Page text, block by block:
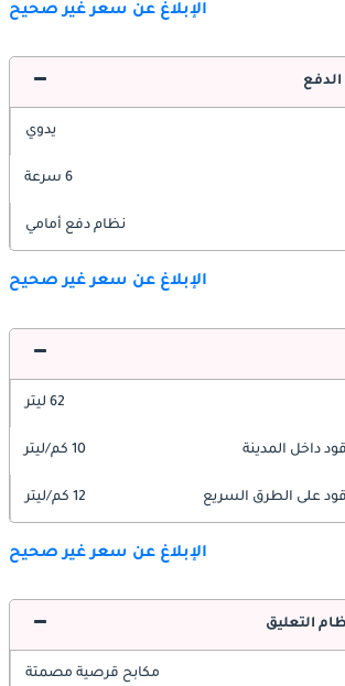
الإبلاغ عن سعر غير صحيح
يدوي
6 سرعة
نظام دفع أمامي
الإبلاغ عن سعر غير صحيح
62 ليتر
داخل المدينة 10 كم/ليتر
على الطرق السريع 12 كم/ليتر
الإبلاغ عن سعر غير صحيح
التعليق
مكابح قرصية مصمتة